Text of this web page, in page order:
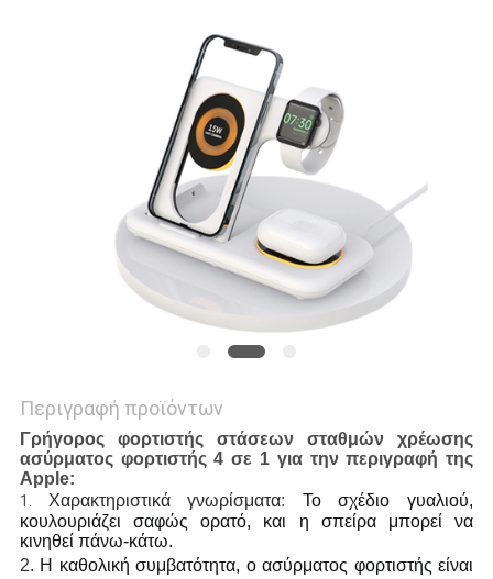
Περιγραφή προϊόντων
Γρήγορος φορτιστής στάσεων σταθμών χρέωσης
ασύρματος φορτιστής 4 σε 1 για την περιγραφή της
Apple:
1. Χαρακτηριστικά γνωρίσματα:
Το σχέδιο γυαλιού,
κουλουριάζει σαφώς ορατό, και η σπείρα μπορεί να
κινηθεί πάνω-κάτω.
2. Η καθολική συμβατότητα, ο ασύρματος φορτιστής είναι